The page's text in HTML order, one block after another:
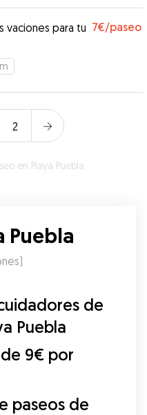
vaciones para tu 7€/paseo
2
en Playa Puebla
Puebla
)
de
Puebla
9€ por
paseos de